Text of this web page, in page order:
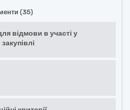
(35)
відмови в участі у